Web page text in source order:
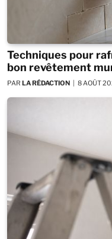
Techniques pour
bon revêtement
PAR LA RÉDACTION 8 AOÛT